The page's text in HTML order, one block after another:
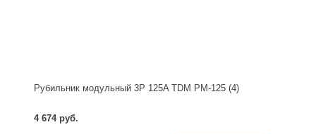
Рубильник модульный 3P 125A TDM РМ-125 (4)
4 674 руб.